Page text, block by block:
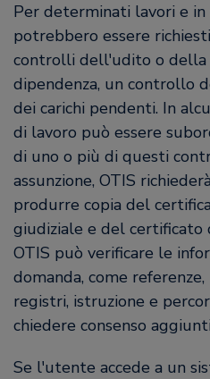
Per determinati lavori e
potrebbero essere
controlli dell'udito o della
dipendenza, un controllo
dei carichi pendenti. In
di lavoro può essere
di uno o più di questi
assunzione, OTIS
produrre copia del
giudiziale e del certificato
OTIS può verificare le
domanda, come
registri, istruzione e
chiedere consenso
Se l'utente accede a un